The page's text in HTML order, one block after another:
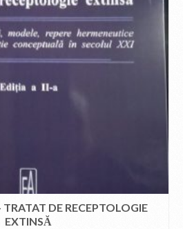
DE RECEPTOLOGIE
EXTINSĂ